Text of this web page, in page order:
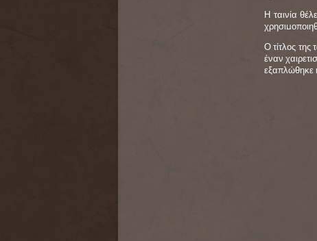
Η ταινία
Ο τίτλος της
έναν
εξαπλώθηκε